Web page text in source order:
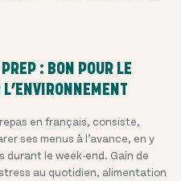
: BON POUR LE
en français, consiste,
ses menus à l’avance, en y
durant le week-end. Gain de
au quotidien, alimentation